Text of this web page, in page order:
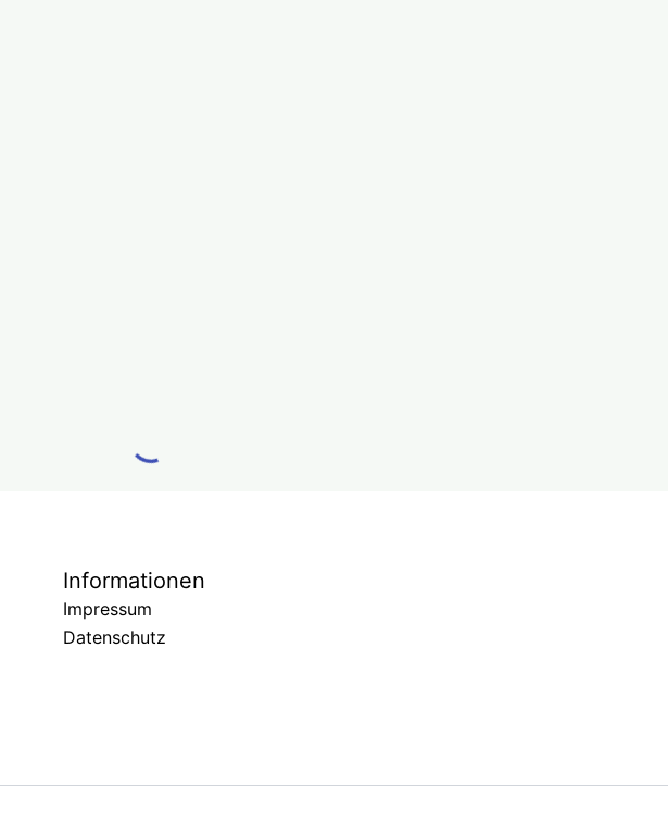
Informationen
Impressum
Datenschutz